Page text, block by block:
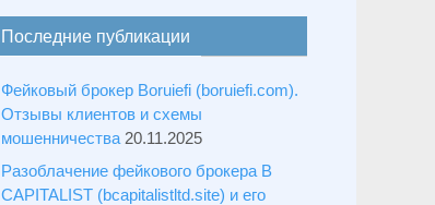
Последние публикации
Фейковый брокер Boruiefi (boruiefi.com).
Отзывы клиентов и схемы
мошенничества 20.11.2025
Разоблачение фейкового брокера B
CAPITALIST (bcapitalistltd.site) и его